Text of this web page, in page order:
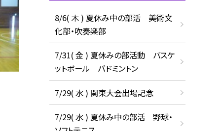
8/6( 木 ) 夏休み中の部活 美術文
化部・吹奏楽部
7/31( 金 ) 夏休みの部活動 バスケ
ットボール バドミントン
7/29( 水 ) 関東大会出場記念
7/29( 水 ) 夏休み中の部活 野球・